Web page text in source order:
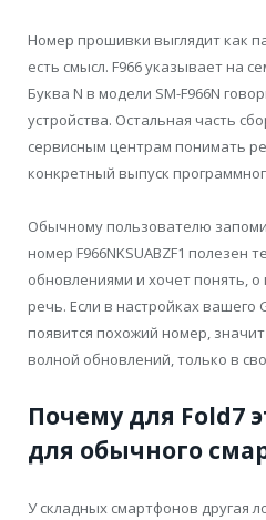
Номер прошивки выглядит как
есть смысл. F966 указывает на
Буква N в модели SM-F966N
устройства. Остальная часть
сервисным центрам понимать
конкретный выпуск
Обычному пользователю
номер F966NKSUABZF1 полезен
обновлениями и хочет понять,
речь. Если в настройках вашего
появится похожий номер,
волной обновлений, только в
Почему для Fold7
для обычного
У складных смартфонов другая